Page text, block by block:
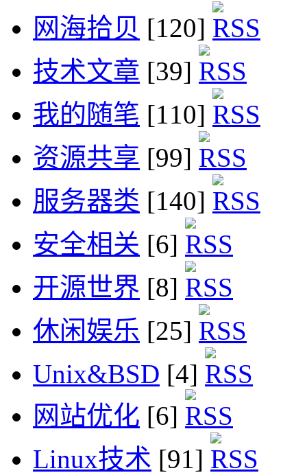
网海拾贝 [120]
技术文章 [39]
我的随笔 [110]
资源共享 [99]
服务器类 [140]
安全相关 [6]
开源世界 [8]
休闲娱乐 [25]
Unix&BSD [4]
网站优化 [6]
Linux技术 [91]